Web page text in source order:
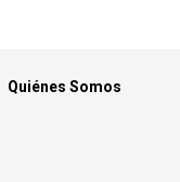
Quiénes Somos